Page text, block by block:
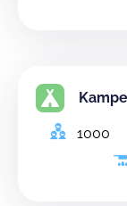
1000